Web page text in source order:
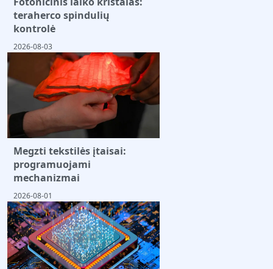
teraherco spindulių
kontrolė
2026-08-03
Megzti tekstilės įtaisai:
programuojami
mechanizmai
2026-08-01